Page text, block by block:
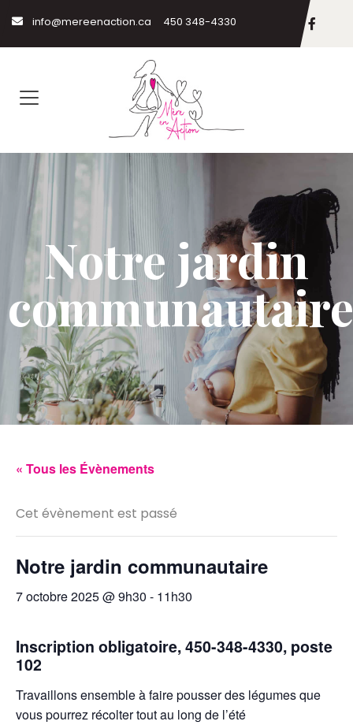
info@mereenaction.ca 450 348-4330
Notre jardin
communautaire
« Tous les Évènements
Cet évènement est passé
Notre jardin communautaire
7 octobre 2025 @ 9h30 - 11h30
Inscription obligatoire, 450-348-4330, poste
102
Travaillons ensemble à faire pousser des légumes que
vous pourrez récolter tout au long de l’été